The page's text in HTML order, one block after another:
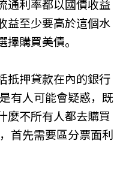
通利率都以國債收益
益至少要高於這個水
購買美債。
抵押貸款在內的銀行
有人可能會疑惑，既
麼不所有人都去購買
首先需要區分票面利